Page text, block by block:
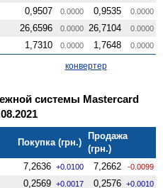
0,9507 0.0000 0,9535 0.0000
26,6596 0.0000 26,7104 0.0000
1,7310 0.0000 1,7648 0.0000
конвертер
системы Mastercard
Покупка (грн.)
Продажа
(грн.)
7,2636 +0.0100 7,2662 -0.0099
0,2569 +0.0017 0,2576 +0.0010